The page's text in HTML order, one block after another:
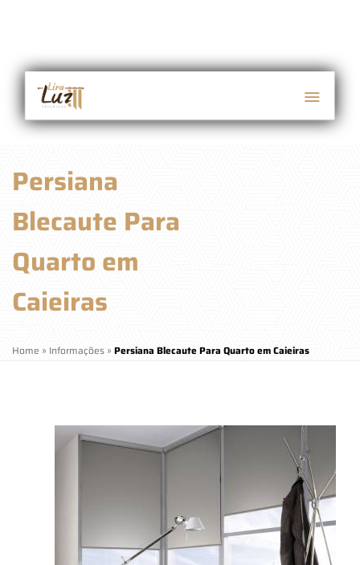
Persiana
Blecaute Para
Quarto em
Caieiras
Home » Informações » Persiana Blecaute Para Quarto em Caieiras